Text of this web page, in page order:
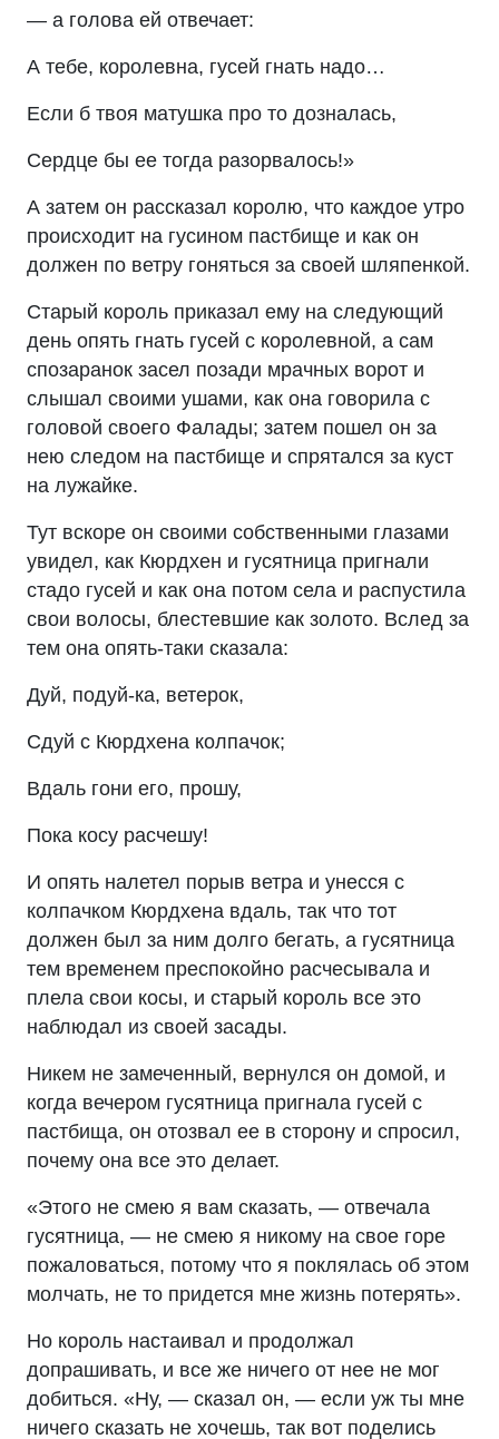
— а голова ей отвечает:
А тебе, королевна, гусей гнать надо…
Если б твоя матушка про то дозналась,
Сердце бы ее тогда разорвалось!»
А затем он рассказал королю, что каждое утро
происходит на гусином пастбище и как он
должен по ветру гоняться за своей шляпенкой.
Старый король приказал ему на следующий
день опять гнать гусей с королевной, а сам
спозаранок засел позади мрачных ворот и
слышал своими ушами, как она говорила с
головой своего Фалады; затем пошел он за
нею следом на пастбище и спрятался за куст
на лужайке.
Тут вскоре он своими собственными глазами
увидел, как Кюрдхен и гусятница пригнали
стадо гусей и как она потом села и распустила
свои волосы, блестевшие как золото. Вслед за
тем она опять-таки сказала:
Дуй, подуй-ка, ветерок,
Сдуй с Кюрдхена колпачок;
Вдаль гони его, прошу,
Пока косу расчешу!
И опять налетел порыв ветра и унесся с
колпачком Кюрдхена вдаль, так что тот
должен был за ним долго бегать, а гусятница
тем временем преспокойно расчесывала и
плела свои косы, и старый король все это
наблюдал из своей засады.
Никем не замеченный, вернулся он домой, и
когда вечером гусятница пригнала гусей с
пастбища, он отозвал ее в сторону и спросил,
почему она все это делает.
«Этого не смею я вам сказать, — отвечала
гусятница, — не смею я никому на свое горе
пожаловаться, потому что я поклялась об этом
молчать, не то придется мне жизнь потерять».
Но король настаивал и продолжал
допрашивать, и все же ничего от нее не мог
добиться. «Ну, — сказал он, — если уж ты мне
ничего сказать не хочешь, так вот поделись